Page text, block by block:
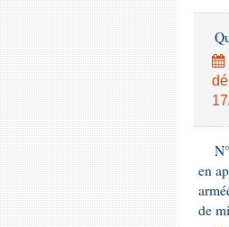
en
de